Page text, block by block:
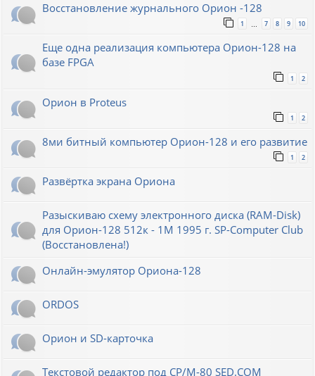
Восстановление журнального Орион -128
1 … 7 8 9 10
Еще одна реализация компьютера Орион-128 на
базе FPGA
1 2
Орион в Proteus
1 2
8ми битный компьютер Орион-128 и его развитие
1 2
Развёртка экрана Ориона
Разыскиваю схему электронного диска (RAM-Disk)
для Орион-128 512к - 1М 1995 г. SP-Computer Club
(Восстановлена!)
Онлайн-эмулятор Ориона-128
ORDOS
Орион и SD-карточка
Текстовой редактор под CP/M-80 SED.COM